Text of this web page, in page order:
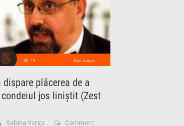
dispare plăcerea de a
jos liniștit (Zest
Sabina Varga Comment